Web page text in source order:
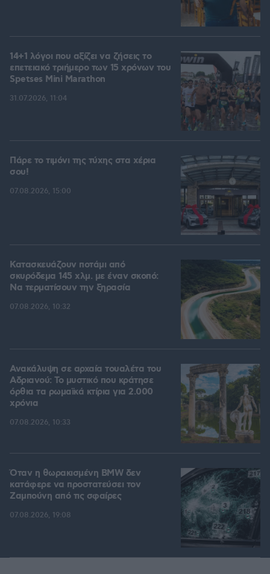
14+1 λόγοι που αξίζει να ζήσεις το
επετειακό τριήμερο των 15 χρόνων του
Spetses Mini Marathon
31.07.2026, 11:04
Πάρε το τιμόνι της τύχης στα χέρια
σου!
07.08.2026, 15:00
Κατασκευάζουν ποτάμι από
σκυρόδεμα 145 χλμ. με έναν σκοπό:
Να τερματίσουν την ξηρασία
07.08.2026, 10:32
Ανακάλυψη σε αρχαία τουαλέτα του
Αδριανού: Το μυστικό που κράτησε
όρθια τα ρωμαϊκά κτίρια για 2.000
χρόνια
07.08.2026, 10:33
Όταν η θωρακισμένη BMW δεν
κατάφερε να προστατεύσει τον
Ζαμπούνη από τις σφαίρες
07.08.2026, 19:08